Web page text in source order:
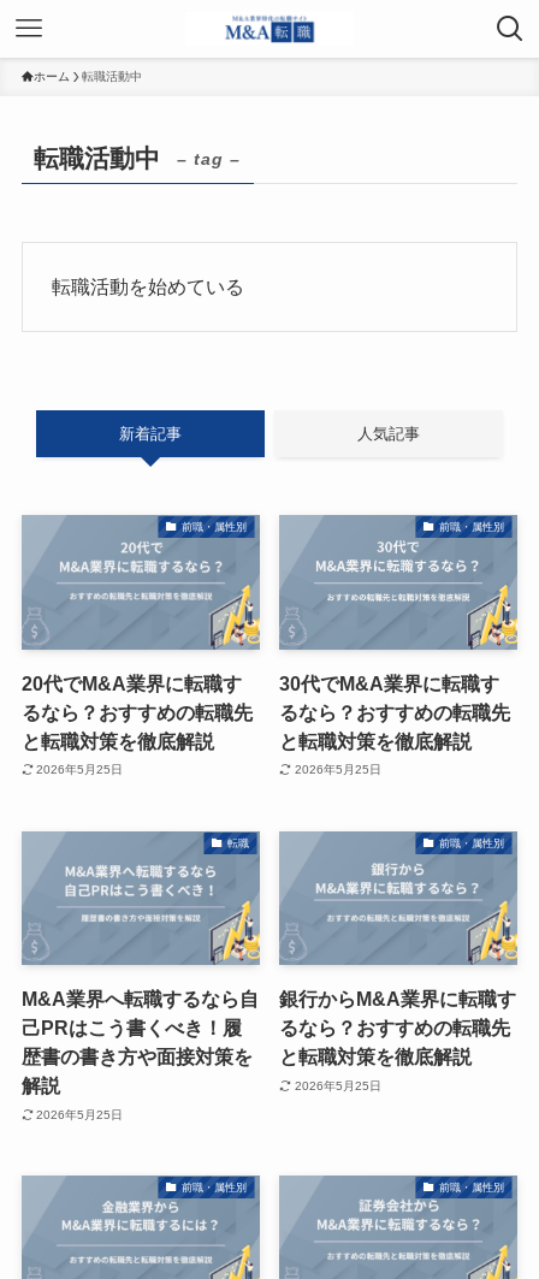
ホーム 転職活動中
転職活動中 – tag –
転職活動を始めている
新着記事 人気記事
前職・属性別
20代でM&A業界に転職す
るなら？おすすめの転職先
と転職対策を徹底解説
2026年5月25日
前職・属性別
30代でM&A業界に転職す
るなら？おすすめの転職先
と転職対策を徹底解説
2026年5月25日
転職
M&A業界へ転職するなら自
己PRはこう書くべき！履
歴書の書き方や面接対策を
解説
2026年5月25日
前職・属性別
銀行からM&A業界に転職す
るなら？おすすめの転職先
と転職対策を徹底解説
2026年5月25日
前職・属性別 前職・属性別